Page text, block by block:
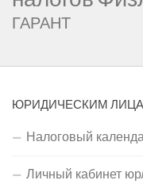
ГАРАНТ
ЮРИДИЧЕСКИМ
Налоговый
Личный кабинет